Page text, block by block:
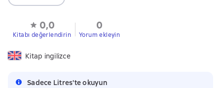
0,0
Kitabı değerlendirin
0
Yorum ekleyin
Kitap ingilizce
Sadece Litres'te okuyun